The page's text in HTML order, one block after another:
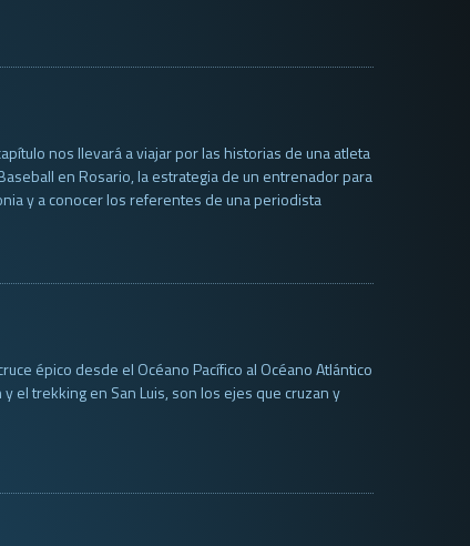
nos llevará a viajar por las historias de una atleta
en Rosario, la estrategia de un entrenador para
y a conocer los referentes de una periodista
épico desde el Océano Pacífico al Océano Atlántico
el trekking en San Luis, son los ejes que cruzan y